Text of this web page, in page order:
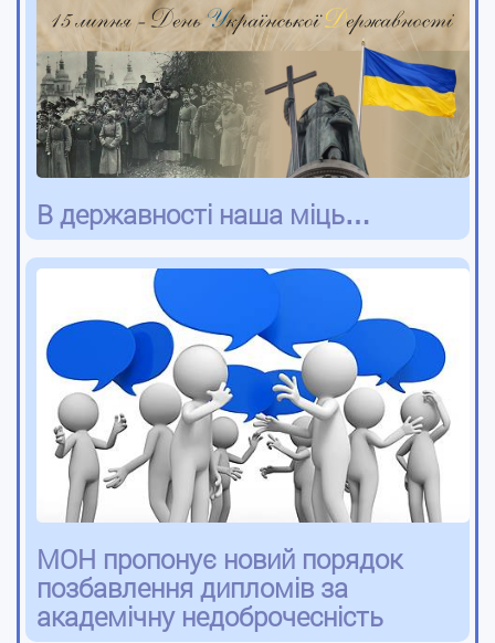
В державності наша міць…
МОН пропонує новий порядок
позбавлення дипломів за
академічну недоброчесність